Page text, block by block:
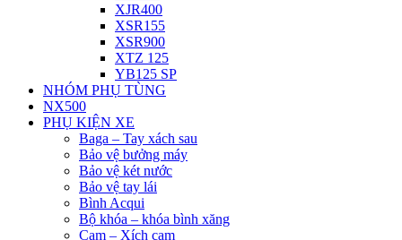
XJR400
XSR155
XSR900
XTZ 125
YB125 SP
NHÓM PHỤ TÙNG
NX500
PHỤ KIỆN XE
Baga – Tay xách sau
Bảo vệ bưởng máy
Bảo vệ két nước
Bảo vệ tay lái
Bình Acqui
Bộ khóa – khóa bình xăng
Cam – Xích cam